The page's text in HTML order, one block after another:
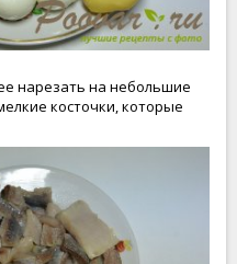
нарезать на небольшие
косточки, которые